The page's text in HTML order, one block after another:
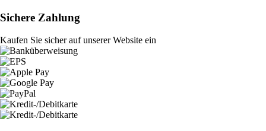
Sichere Zahlung
Kaufen Sie sicher auf unserer Website ein